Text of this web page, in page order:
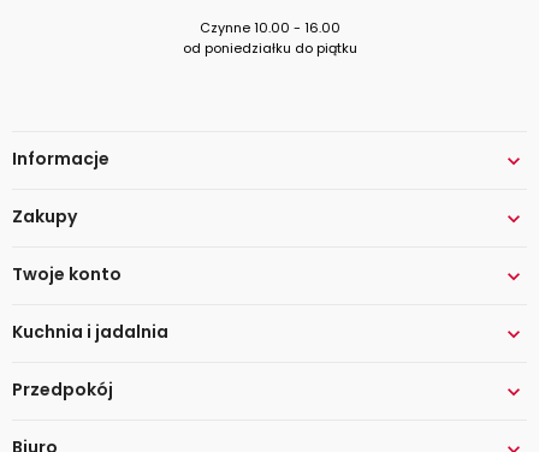
Czynne 10.00 - 16.00
od poniedziałku do piątku
Informacje 
Zakupy 
Twoje konto 
Kuchnia i jadalnia 
Przedpokój 
Biuro